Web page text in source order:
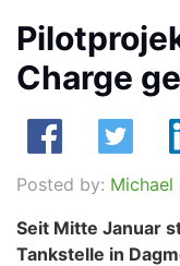
Charge
Posted by: Michael
Seit Mitte Januar
Tankstelle in